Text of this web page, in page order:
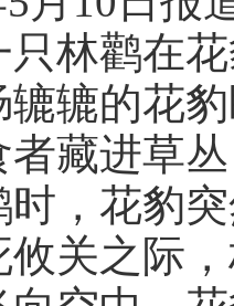
只林鹳在
辘辘的花
者藏进草
时，花豹
攸关之际